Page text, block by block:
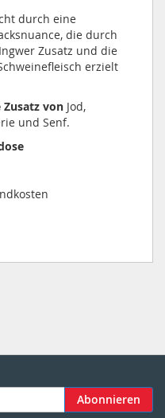
durch eine
die durch
Zusatz und die
erzielt
Zusatz von Jod,
und Senf.
Abonnieren